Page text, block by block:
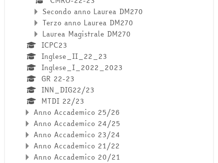
Secondo anno Laurea DM270
Terzo anno Laurea DM270
Laurea Magistrale DM270
ICPC23
Inglese_II_22_23
Inglese_I_2022_2023
GR 22-23
INN_DIG22/23
MTDI 22/23
Anno Accademico 25/26
Anno Accademico 24/25
Anno Accademico 23/24
Anno Accademico 21/22
Anno Accademico 20/21